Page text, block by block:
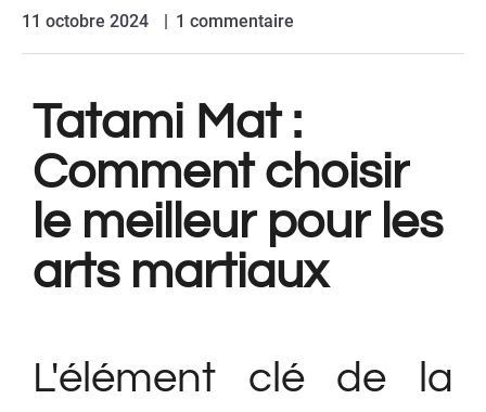
11 octobre 2024 1 commentaire
Tatami Mat :
Comment choisir
le meilleur pour les
arts martiaux
L'élément clé de la